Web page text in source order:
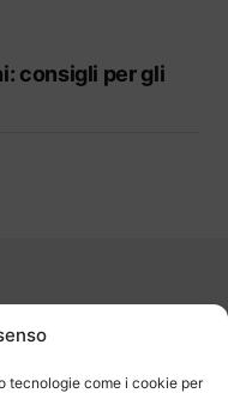
tecnologie come i cookie per
consigli per gli